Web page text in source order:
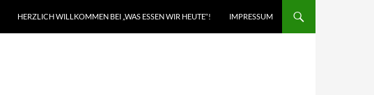
HERZLICH WILLKOMMEN BEI „WAS ESSEN WIR HEUTE“! IMPRESSUM